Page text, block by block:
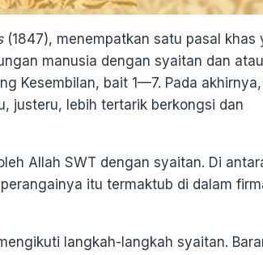
(1847), menempatkan satu pasal khas
manusia dengan syaitan dan atau
Kesembilan, bait 1—7. Pada
justeru, lebih tertarik berkongsi dan
Allah SWT dengan syaitan. Di
itu termaktub di dalam
langkah-langkah syaitan.